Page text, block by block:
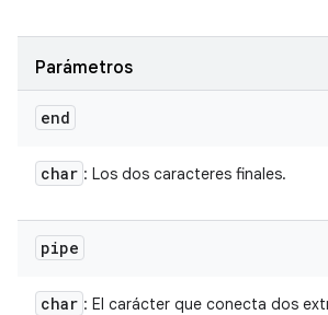
Parámetros
end
char : Los dos caracteres finales.
pipe
char : El carácter que conecta dos